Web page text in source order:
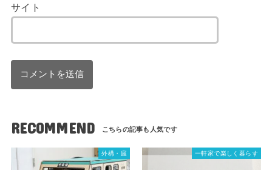
サイト
RECOMMEND
外構・庭 一軒家で楽しく暮らす